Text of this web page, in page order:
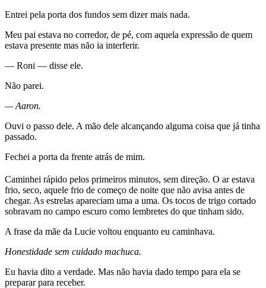
Entrei pela porta dos fundos sem dizer mais nada.
Meu pai estava no corredor, de pé, com aquela expressão de quem
estava presente mas não ia interferir.
— Roni — disse ele.
Não parei.
— Aaron.
Ouvi o passo dele. A mão dele alcançando alguma coisa que já tinha
passado.
Fechei a porta da frente atrás de mim.
Caminhei rápido pelos primeiros minutos, sem direção. O ar estava
frio, seco, aquele frio de começo de noite que não avisa antes de
chegar. As estrelas apareciam uma a uma. Os tocos de trigo cortado
sobravam no campo escuro como lembretes do que tinham sido.
A frase da mãe da Lucie voltou enquanto eu caminhava.
Honestidade sem cuidado machuca.
Eu havia dito a verdade. Mas não havia dado tempo para ela se
preparar para receber.